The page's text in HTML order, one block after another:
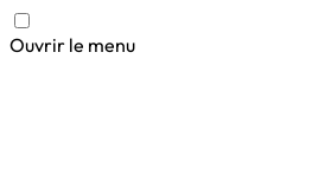
Ouvrir le menu